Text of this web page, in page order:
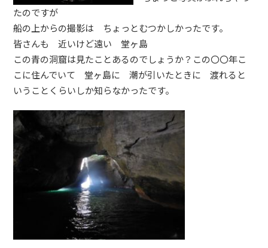
たのですが
船の上からの撮影は ちょっとむつかしかったです。
皆さんも 近いけど遠い 堂ヶ島
この青の洞窟は見たことあるのでしょうか？この〇〇年こ
こに住んでいて 堂ヶ島に 潮が引いたときに 渡れると
いうことくらいしか知らなかったです。